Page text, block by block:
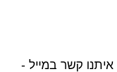
איתנו קשר במייל -